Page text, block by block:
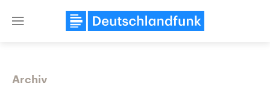
Close
Archiv